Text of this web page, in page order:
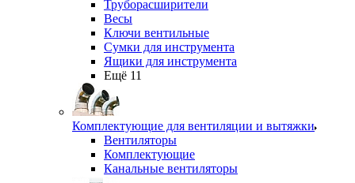
Труборасширители
Весы
Ключи вентильные
Сумки для инструмента
Ящики для инструмента
Ещё 11
Комплектующие для вентиляции и вытяжки
Вентиляторы
Комплектующие
Канальные вентиляторы